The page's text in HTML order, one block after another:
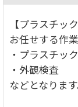
【プラスチッ
お任せする作業
・プラスチッ
・外観検査
などとなります